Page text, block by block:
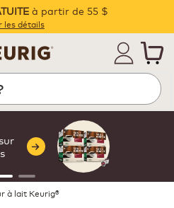
Pause
à partir de 55 $
les détails
à lait Keurig®